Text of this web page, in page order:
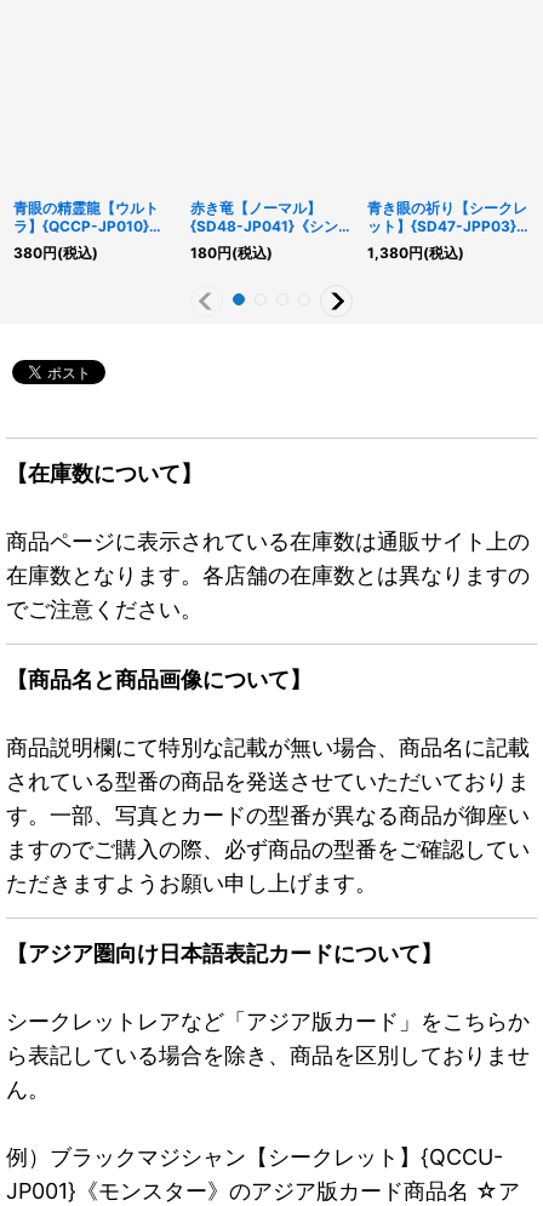
青眼の精霊龍【ウルト
ラ】{QCCP-JP010}
《シンクロ》
380円(税込)
赤き竜【ノーマル】
{SD48-JP041}《シンク
ロ》
180円(税込)
青き眼の祈り【シークレ
ット】{SD47-JPP03}
《魔法》
1,380円(税込)
【在庫数について】
商品ページに表示されている在庫数は通販サイト上の
在庫数となります。各店舗の在庫数とは異なりますの
でご注意ください。
【商品名と商品画像について】
商品説明欄にて特別な記載が無い場合、商品名に記載
されている型番の商品を発送させていただいておりま
す。一部、写真とカードの型番が異なる商品が御座い
ますのでご購入の際、必ず商品の型番をご確認してい
ただきますようお願い申し上げます。
【アジア圏向け日本語表記カードについて】
シークレットレアなど「アジア版カード」をこちらか
ら表記している場合を除き、商品を区別しておりませ
ん。
例）ブラックマジシャン【シークレット】{QCCU-
JP001}《モンスター》のアジア版カード商品名 ☆ア